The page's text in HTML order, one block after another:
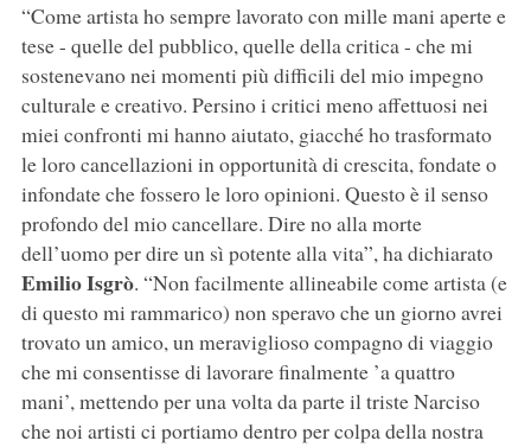
“Come artista ho sempre lavorato con mille mani aperte e
tese - quelle del pubblico, quelle della critica - che mi
sostenevano nei momenti più difficili del mio impegno
culturale e creativo. Persino i critici meno affettuosi nei
miei confronti mi hanno aiutato, giacché ho trasformato
le loro cancellazioni in opportunità di crescita, fondate o
infondate che fossero le loro opinioni. Questo è il senso
profondo del mio cancellare. Dire no alla morte
dell’uomo per dire un sì potente alla vita”, ha dichiarato
Emilio Isgrò. “Non facilmente allineabile come artista (e
di questo mi rammarico) non speravo che un giorno avrei
trovato un amico, un meraviglioso compagno di viaggio
che mi consentisse di lavorare finalmente ’a quattro
mani’, mettendo per una volta da parte il triste Narciso
che noi artisti ci portiamo dentro per colpa della nostra